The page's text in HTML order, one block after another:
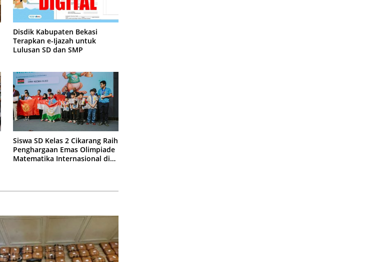
Disdik Kabupaten Bekasi
Terapkan e-Ijazah untuk
Lulusan SD dan SMP
Siswa SD Kelas 2 Cikarang Raih
Penghargaan Emas Olimpiade
Matematika Internasional di